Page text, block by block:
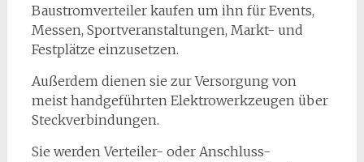
Baustromverteiler kaufen um ihn für Events,
Messen, Sportveranstaltungen, Markt- und
Festplätze einzusetzen.
Außerdem dienen sie zur Versorgung von
meist handgeführten Elektrowerkzeugen über
Steckverbindungen.
Sie werden Verteiler- oder Anschluss-